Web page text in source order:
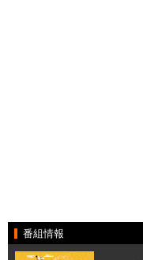
番組情報